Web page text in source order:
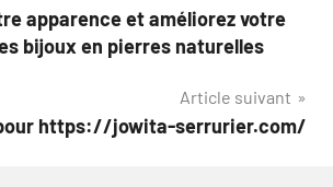
apparence et améliorez votre
bijoux en pierres naturelles
Article suivant
https://jowita-serrurier.com/